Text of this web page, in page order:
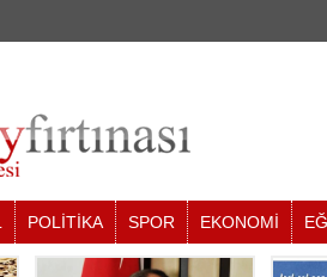
POLİTİKA SPOR EKONOMİ